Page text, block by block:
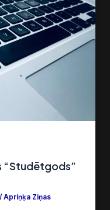
“Studētgods”
Apriņķa Ziņas